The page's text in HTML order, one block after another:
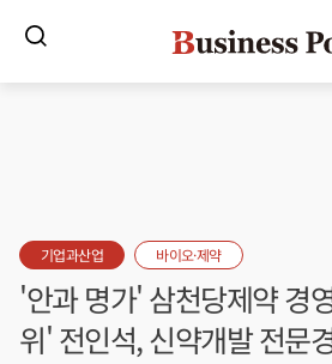
기업과산업 바이오·제약
'안과 명가' 삼천당제약 경
위' 전인석, 신약개발 전문